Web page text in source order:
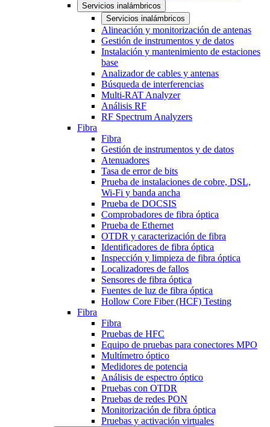
Servicios inalámbricos
Servicios inalámbricos
Alineación y monitorización de antenas
Gestión de instrumentos y de datos
Instalación y mantenimiento de estaciones
base
Analizador de cables y antenas
Búsqueda de interferencias
Multi-RAT Analyzer
Análisis RF
RF Spectrum Analyzers
Fibra
Fibra
Gestión de instrumentos y de datos
Atenuadores
Tasa de error de bits
Prueba de instalaciones de cobre, DSL,
Wi-Fi y banda ancha
Prueba de DOCSIS
Comprobadores de fibra óptica
Prueba de Ethernet
OTDR y caracterización de fibra
Identificadores de fibra óptica
Inspección y limpieza de fibra óptica
Localizadores de fallos
Sensores de fibra óptica
Fuentes de luz de fibra óptica
Hollow Core Fiber (HCF) Testing
Fibra
Fibra
Pruebas de HFC
Equipo de pruebas para conectores MPO
Multímetro óptico
Medidores de potencia
Análisis de espectro óptico
Pruebas con OTDR
Pruebas de redes PON
Monitorización de fibra óptica
Pruebas y activación virtuales